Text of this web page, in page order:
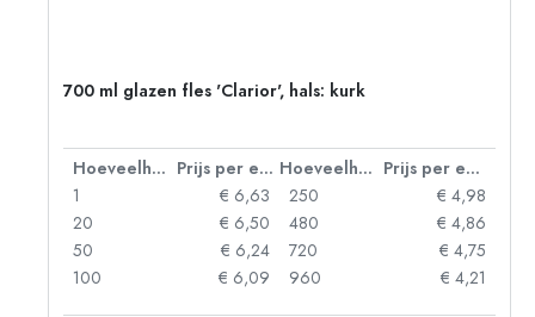
700 ml glazen fles 'Clarior', hals: kurk
Hoeveelheid Prijs per eenheid Hoeveelheid
Prijs per eenheid
1
€ 6,63
20
€ 6,50
50
€ 6,24
100
€ 6,09
250
€ 4,98
480
€ 4,86
720
€ 4,75
960
€ 4,21